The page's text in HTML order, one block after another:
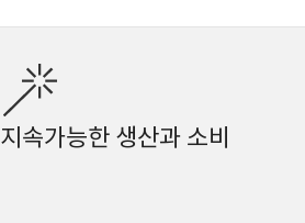
지속가능한 생산과 소비